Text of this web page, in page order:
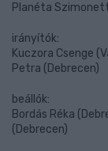
Planéta
irányítók:
Kuczora Csenge
Petra (Debrecen)
beállók:
Bordás Réka
(Debrecen)